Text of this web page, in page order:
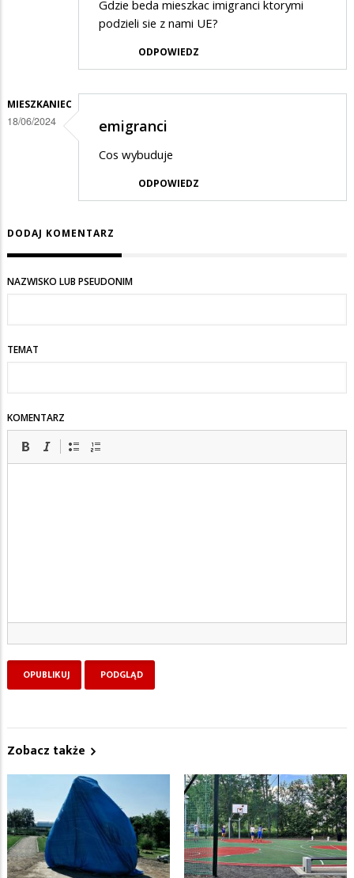
Gdzie beda mieszkac imigranci ktorymi
podzieli sie z nami UE?
ODPOWIEDZ
MIESZKANIEC
18/06/2024 emigranci
Cos wybuduje
ODPOWIEDZ
DODAJ KOMENTARZ
NAZWISKO LUB PSEUDONIM
TEMAT
KOMENTARZ
Zobacz także